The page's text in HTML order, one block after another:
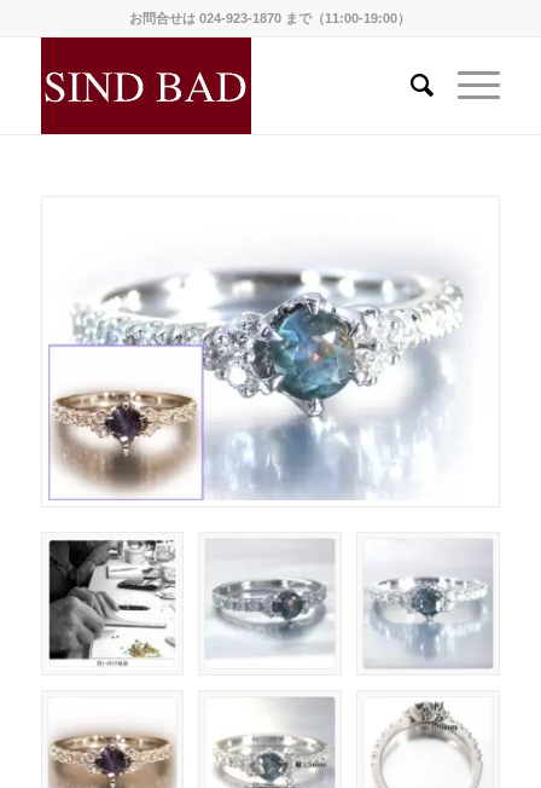
お問合せは 024-923-1870 まで（11:00-19:00）